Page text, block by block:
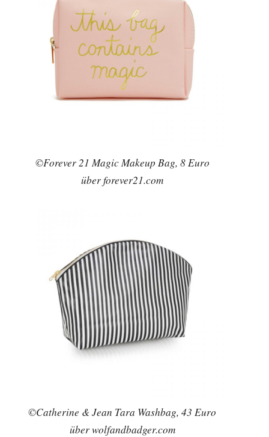
©Forever 21 Magic Makeup Bag, 8 Euro
über forever21.com
©Catherine & Jean Tara Washbag, 43 Euro
über wolfandbadger.com